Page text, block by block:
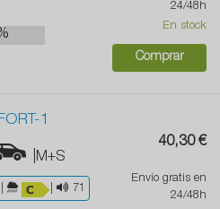
24/48h
En stock
Comprar
1
|M+S
71
40,30 €
Envío gratis en
24/48h